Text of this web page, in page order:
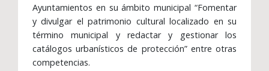
Ayuntamientos en su ámbito municipal “Fomentar
y divulgar el patrimonio cultural localizado en su
término municipal y redactar y gestionar los
catálogos urbanísticos de protección” entre otras
competencias.